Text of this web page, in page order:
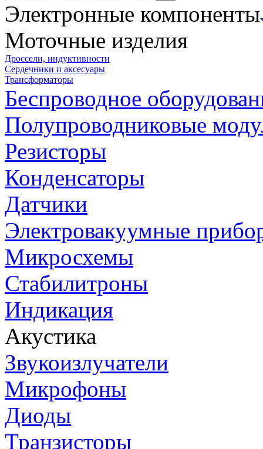
Электронные компоненты
Моточные изделия
Дроссели, индуктивности
Сердечники и аксесуары
Трансформаторы
Беспроводное
Полупроводниковые
Резисторы
Конденсаторы
Датчики
Электровакуумные
Микросхемы
Стабилитроны
Индикация
Акустика
Звукоизлучатели
Микрофоны
Диоды
Транзисторы